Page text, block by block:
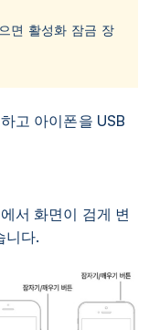
면 활성화 잠금 장
고 아이폰을 USB
서 화면이 검게 변
니다.